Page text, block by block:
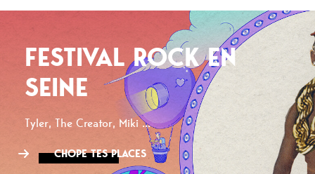
FESTIVAL ROCK EN
SEINE
Tyler, The Creator, Miki ...
CHOPE TES PLACES